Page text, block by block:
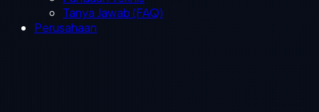
Tanya Jawab (FAQ)
Perusahaan